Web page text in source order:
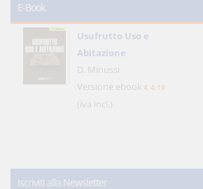
E-Book
Usufrutto Uso e
Abitazione
D. Minussi
Versione ebook € 4,19
(iva incl.)
Iscriviti alla Newsletter